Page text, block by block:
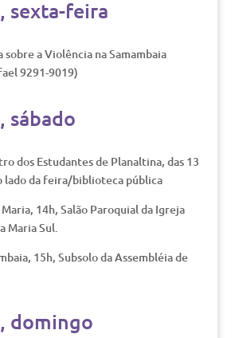
sexta-feira
a Violência na Samambaia
9291-9019)
sábado
dos Estudantes de Planaltina, das 13
lado da feira/biblioteca pública
14h, Salão Paroquial da Igreja
Maria Sul.
15h, Subsolo da Assembléia de
domingo